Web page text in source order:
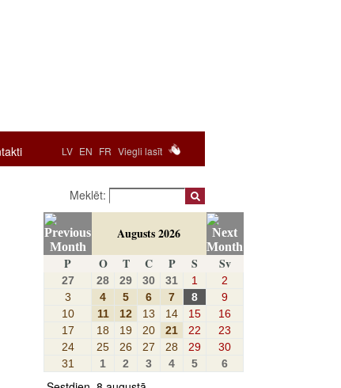
LV EN FR Viegli lasīt
Meklēt:
Augusts 2026
P
O T C P S Sv
27 28 29 30 31 1
2
3
4 5 6 7 8
9
10
11 12 13 14 15
16
17
18 19 20 21 22
23
24
25 26 27 28 29
30
31
1 2 3 4 5 6